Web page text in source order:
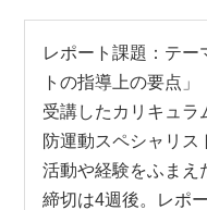
レポート課題：テー
トの指導上の要点」
受講したカリキュラ
防運動スペシャリ
活動や経験をふまえ
締切は4週後。レポ